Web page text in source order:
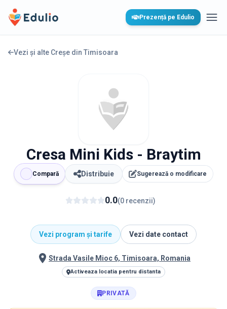
Edulio Prezență pe Edulio
Vezi și alte Creșe din Timisoara
Cresa Mini Kids - Braytim
Compară Distribuie Sugerează o modificare
0.0(0 recenzii)
Vezi program și tarife Vezi date contact
Strada Vasile Mioc 6, Timisoara, Romania
Activeaza locatia pentru distanta
PRIVATĂ